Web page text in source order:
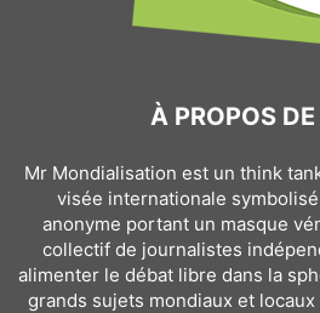
À PROPOS
Mr Mondialisation est un think
visée internationale
anonyme portant un masque
collectif de journalistes
alimenter le débat libre dans la
grands sujets mondiaux et